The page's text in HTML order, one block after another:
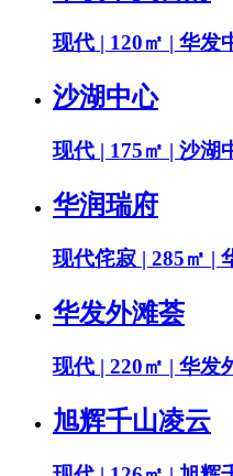
现代 | 120㎡ | 华发
沙湖中心
现代 | 175㎡ | 沙湖
华润瑞府
现代侘寂 | 285㎡ |
华发外滩荟
现代 | 220㎡ | 华发
旭辉千山凌云